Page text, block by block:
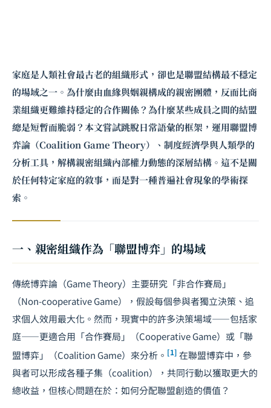
家庭是人類社會最古老的組織形式，卻也是聯盟結構最不穩定
的場域之一。為什麼由血緣與姻親構成的親密團體，反而比商
業組織更難維持穩定的合作關係？為什麼某些成員之間的結盟
總是短暫而脆弱？本文嘗試跳脫日常語彙的框架，運用聯盟博
弈論（Coalition Game Theory）、制度經濟學與人類學的
分析工具，解構親密組織內部權力動態的深層結構。這不是關
於任何特定家庭的敘事，而是對一種普遍社會現象的學術探
索。
一、親密組織作為「聯盟博弈」的場域
傳統博弈論（Game Theory）主要研究「非合作賽局」
（Non-cooperative Game），假設每個參與者獨立決策、追
求個人效用最大化。然而，現實中的許多決策場域——包括家
庭——更適合用「合作賽局」（Cooperative Game）或「聯
盟博弈」（Coalition Game）來分析。 [1] 在聯盟博弈中，參
與者可以形成各種子集（coalition），共同行動以獲取更大的
總收益，但核心問題在於：如何分配聯盟創造的價值？